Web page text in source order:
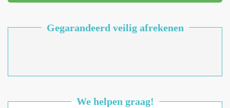
Gegarandeerd veilig afrekenen
We helpen graag!